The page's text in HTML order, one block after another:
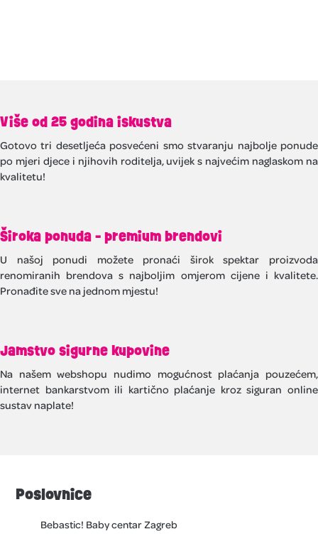
Gotovo tri desetljeća posvećeni smo stvaranju najbolje ponude
po mjeri djece i njihovih roditelja, uvijek s najvećim naglaskom na
kvalitetu!
U našoj ponudi možete pronaći širok spektar proizvoda
renomiranih brendova s najboljim omjerom cijene i kvalitete.
Pronađite sve na jednom mjestu!
sustav naplate!